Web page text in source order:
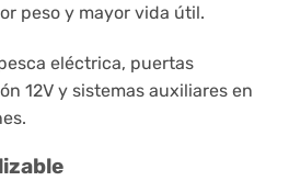
peso y mayor vida útil.
eléctrica, puertas
12V y sistemas auxiliares en